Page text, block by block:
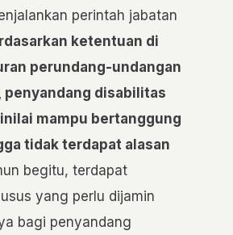
perintah jabatan
ketentuan di
perundang-undangan
penyandang disabilitas
mampu bertanggung
tidak terdapat alasan
begitu, terdapat
yang perlu dijamin
bagi penyandang